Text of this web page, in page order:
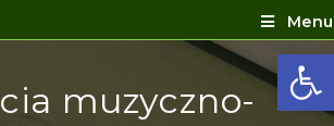
Menu
muzyczno-